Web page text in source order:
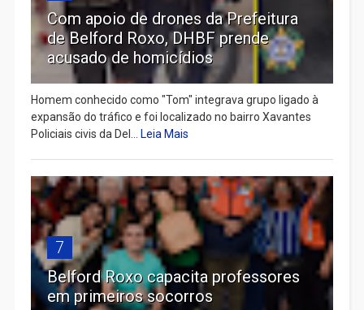
Com apoio de drones da Prefeitura
de Belford Roxo, DHBF prende
acusado de homicídios
Homem conhecido como "Tom" integrava grupo ligado à
expansão do tráfico e foi localizado no bairro Xavantes
Policiais civis da Del... Leia Mais
7
Belford Roxo capacita professores
em primeiros socorros